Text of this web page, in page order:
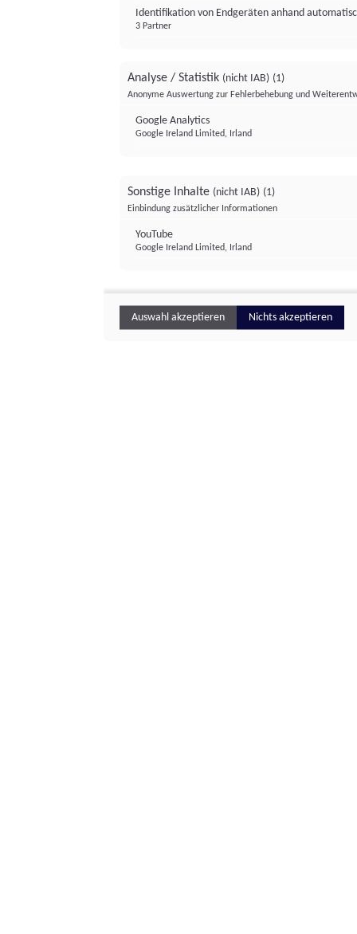
Identifikation von Endgeräten anhand
3 Partner
Analyse / Statistik (nicht IAB) (1)
Anonyme Auswertung zur Fehlerbehebung und
Google Analytics
Google Ireland Limited, Irland
Sonstige Inhalte (nicht IAB) (1)
Einbindung zusätzlicher Informationen
YouTube
Google Ireland Limited, Irland
Auswahl akzeptieren Nichts akzeptieren